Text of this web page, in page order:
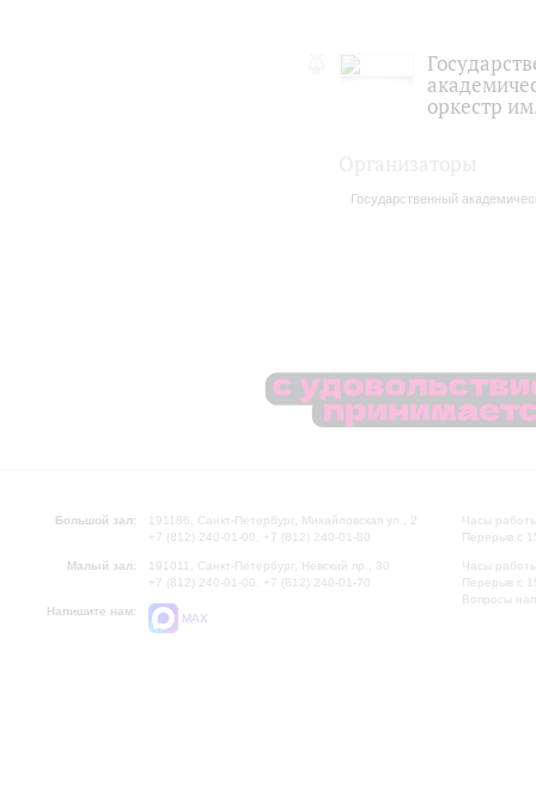
оркестр
Государственный
Большой зал:
191186, Санкт-Петербург, Михайловская ул., 2
+7 (812) 240-01-00, +7 (812) 240-01-80
Малый зал:
191011, Санкт-Петербург, Невский пр., 30
+7 (812) 240-01-00, +7 (812) 240-01-70
Напишите нам:
MAX
Часы
Перерыв с
Часы
Перерыв с
Вопросы